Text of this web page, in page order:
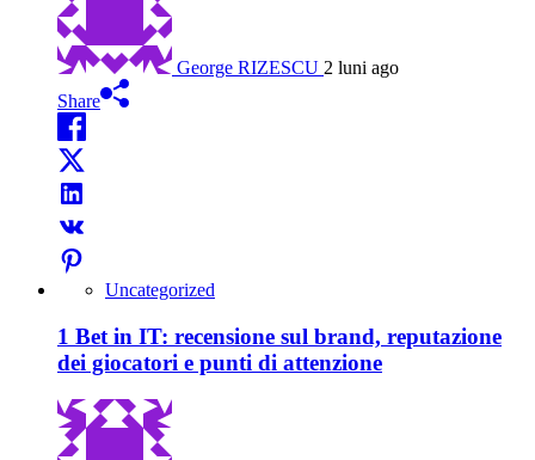
George RIZESCU 2 luni ago
Share
Uncategorized
1 Bet in IT: recensione sul brand, reputazione
dei giocatori e punti di attenzione